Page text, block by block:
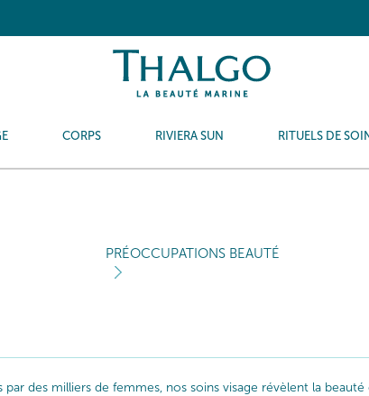
CORPS RIVIERA SUN RITUELS DE
PRÉOCCUPATIONS BEAUTÉ
des milliers de femmes, nos soins visage révèlent la